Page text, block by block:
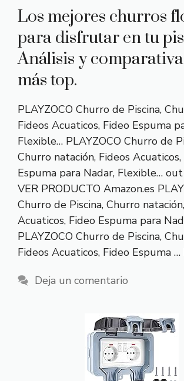
Los mejores churros
para disfrutar en tu
Análisis y
más top.
PLAYZOCO Churro de Piscina,
Fideos Acuaticos, Fideo Espuma
Flexible… PLAYZOCO Churro de
Churro natación, Fideos
Espuma para Nadar, Flexible…
VER PRODUCTO Amazon.es
Churro de Piscina, Churro
Acuaticos, Fideo Espuma para
PLAYZOCO Churro de Piscina,
Fideos Acuaticos, Fideo Espuma …
Deja un comentario